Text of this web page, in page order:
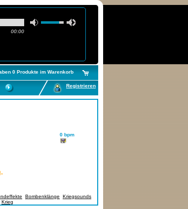
00:00
0 Produkte im Warenkorb
Registrieren
0 bpm
Bombenklänge Kriegsounds
Krieg